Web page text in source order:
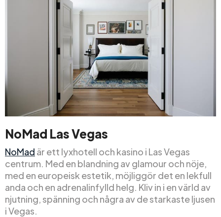
NoMad Las Vegas
NoMad är ett lyxhotell och kasino i Las Vegas
centrum. Med en blandning av glamour och nöje,
med en europeisk estetik, möjliggör det en lekfull
anda och en adrenalinfylld helg. Kliv in i en värld av
njutning, spänning och några av de starkaste ljusen
i Vegas.